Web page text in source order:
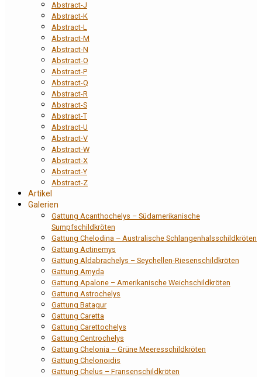
Abstract-J
Abstract-K
Abstract-L
Abstract-M
Abstract-N
Abstract-O
Abstract-P
Abstract-Q
Abstract-R
Abstract-S
Abstract-T
Abstract-U
Abstract-V
Abstract-W
Abstract-X
Abstract-Y
Abstract-Z
Artikel
Galerien
Gattung Acanthochelys – Südamerikanische
Sumpfschildkröten
Gattung Chelodina – Australische Schlangenhalsschildkröten
Gattung Actinemys
Gattung Aldabrachelys – Seychellen-Riesenschildkröten
Gattung Amyda
Gattung Apalone – Amerikanische Weichschildkröten
Gattung Astrochelys
Gattung Batagur
Gattung Caretta
Gattung Carettochelys
Gattung Centrochelys
Gattung Chelonia – Grüne Meeresschildkröten
Gattung Chelonoidis
Gattung Chelus – Fransenschildkröten